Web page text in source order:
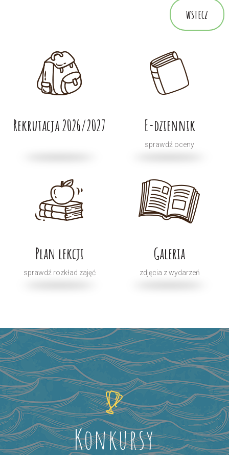
wstecz
Rekrutacja 2026/2027 E-dziennik
sprawdź oceny
Plan lekcji
sprawdź rozkład zajęć
Galeria
zdjęcia z wydarzeń
Konkursy